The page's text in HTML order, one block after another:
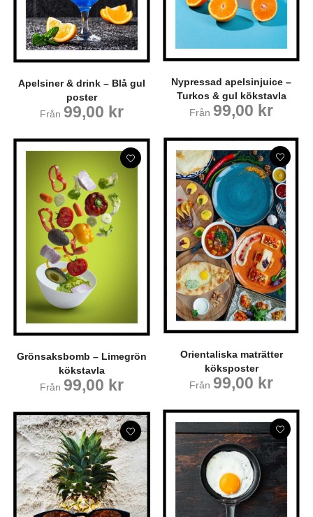
Nypressad apelsinjuice –
Turkos & gul kökstavla
Från 99,00 kr
Apelsiner & drink – Blå gul
poster
Från 99,00 kr
Orientaliska maträtter
köksposter
Från 99,00 kr
Grönsaksbomb – Limegrön
kökstavla
Från 99,00 kr